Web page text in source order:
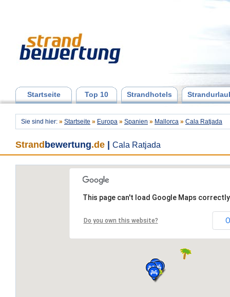
Startseite Top 10 Strandhotels
Sie sind hier: » Startseite » Europa » Spanien » Mallorca » Cala Ratjada
Strand bewertung.de Cala Ratjada
This page can't load Google Maps
Do you own this website?